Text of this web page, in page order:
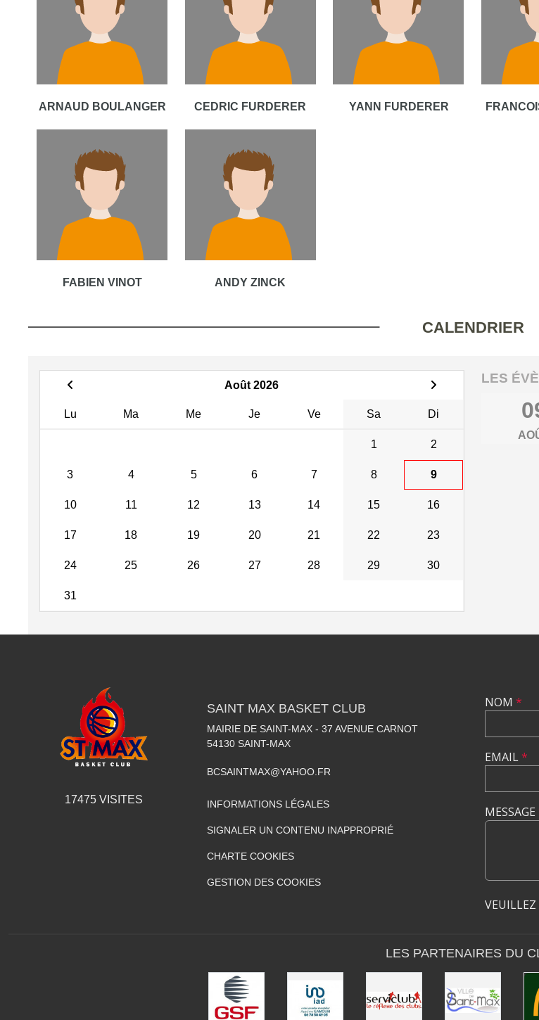
ARNAUD BOULANGER CEDRIC FURDERER YANN FURDERER
FABIEN VINOT ANDY ZINCK
CALENDRIER
Août 2026
Lu Ma Me Je Ve Sa Di
1 2
3 4 5 6 7 8 9
10 11 12 13 14 15 16
17 18 19 20 21 22 23
24 25 26 27 28 29 30
31
LES
17475VISITES
SAINT MAX BASKET CLUB
MAIRIE DE SAINT-MAX - 37 AVENUE CARNOT
54130 SAINT-MAX
BCSAINTMAX@YAHOO.FR
INFORMATIONS LÉGALES
SIGNALER UN CONTENU INAPPROPRIÉ
CHARTE COOKIES
GESTION DES COOKIES
NOM *
EMAIL*
MESSAGE
VEUILLEZ
LES PARTENAIRES DU